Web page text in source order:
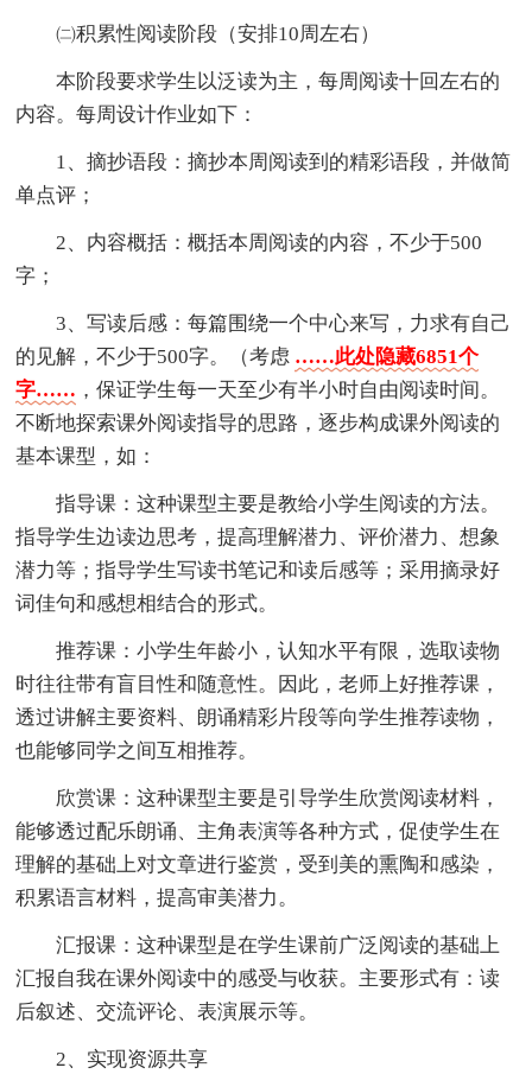
㈡积累性阅读阶段（安排10周左右）
本阶段要求学生以泛读为主，每周阅读十回左右的
内容。每周设计作业如下：
1、摘抄语段：摘抄本周阅读到的精彩语段，并做简
单点评；
2、内容概括：概括本周阅读的内容，不少于500
字；
3、写读后感：每篇围绕一个中心来写，力求有自己
的见解，不少于500字。（考虑 ……此处隐藏6851个
字…… ，保证学生每一天至少有半小时自由阅读时间。
不断地探索课外阅读指导的思路，逐步构成课外阅读的
基本课型，如：
指导课：这种课型主要是教给小学生阅读的方法。
指导学生边读边思考，提高理解潜力、评价潜力、想象
潜力等；指导学生写读书笔记和读后感等；采用摘录好
词佳句和感想相结合的形式。
推荐课：小学生年龄小，认知水平有限，选取读物
时往往带有盲目性和随意性。因此，老师上好推荐课，
透过讲解主要资料、朗诵精彩片段等向学生推荐读物，
也能够同学之间互相推荐。
欣赏课：这种课型主要是引导学生欣赏阅读材料，
能够透过配乐朗诵、主角表演等各种方式，促使学生在
理解的基础上对文章进行鉴赏，受到美的熏陶和感染，
积累语言材料，提高审美潜力。
汇报课：这种课型是在学生课前广泛阅读的基础上
汇报自我在课外阅读中的感受与收获。主要形式有：读
后叙述、交流评论、表演展示等。
2、实现资源共享